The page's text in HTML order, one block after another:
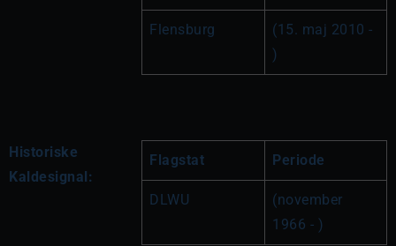
Flensburg
(15. maj 2010 -
)
Historiske
Kaldesignal:
Flagstat Periode
DLWU
(november
1966 - )